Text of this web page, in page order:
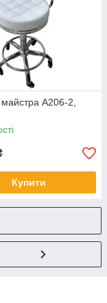
майстра А206-2,
Купити